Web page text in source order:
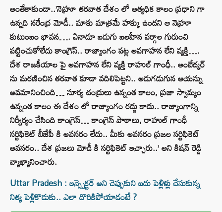
అంతేకాకుండా..’నెహ్రూ తరవాత దేశం లో అత్యధిక కాలం ప్రధాని గా
ఉన్నది నరేంద్ర మోడీ.. మాకు మాత్రమే హక్కు ఉందని ఆ నెహ్రూ
కుటుంబం భావన…. ఏనాడూ బడుగు బలహీన వర్గాల గురుంచి
పట్టించుకోలేదు కాంగ్రెస్.. రాజ్యాంగం పట్ల అవగాహన లేని వ్యక్తి….
దేశ రాజకీయాల పై అవగాహన లేని వ్యక్తి రాహుల్ గాంధీ.. అంబేద్కర్
ను మరణించిన తరవాత కూడా వదిలిపెట్టని.. అడుగడుగున ఆయన్ను
అవమానించింది… సూర్య చంద్రులు ఉన్నంత కాలం, ప్రజా స్వామ్యం
ఉన్నంత కాలం ఈ దేశం లో రాజ్యాంగం రద్దు కాదు.. రాజ్యాంగాన్ని
నిర్వీర్యం చేసింది కాంగ్రెస్… కాంగ్రెస్ పాఠాలు, రాహుల్ గాంధీ
సర్టిఫికెట్ బీజేపీ కి అవసరం లేదు.. మీకు అవసరం ప్రజల సర్టిఫికెట్
అవసరం.. దేశ ప్రజలు మోడీ కి సర్టిఫికెట్ ఇచ్చారు..’ అని కిషన్‌ రెడ్డి
వ్యాఖ్యానించారు.
Uttar Pradesh : ఇన్స్పెక్టర్ అని చెప్పుకుని ఐదు పెళ్లిళ్లు చేసుకున్న
నిత్య పెళ్లికొడుకు.. ఎలా దొరికిపోయాడంటే ?